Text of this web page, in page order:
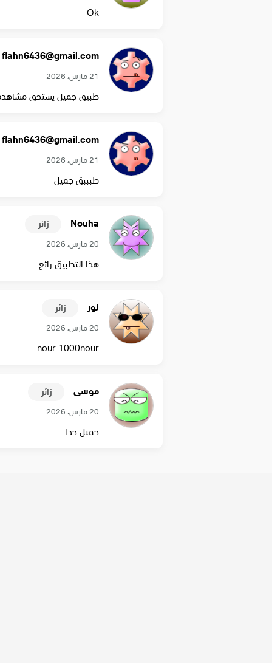
Ok
flahn6436@gmail.com
21 مارس، 2026
طبيق جميل يستحق
flahn6436@gmail.com
21 مارس، 2026
طبببق جميل
Nouha زائر
20 مارس، 2026
هذا التطبيق رائع
نور زائر
20 مارس، 2026
nour 1000nour
موسى زائر
20 مارس، 2026
جميل جدا